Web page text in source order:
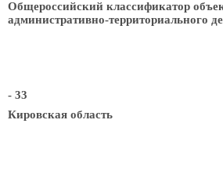
Общероссийский классификатор
административно-территориального
- 33
Кировская область